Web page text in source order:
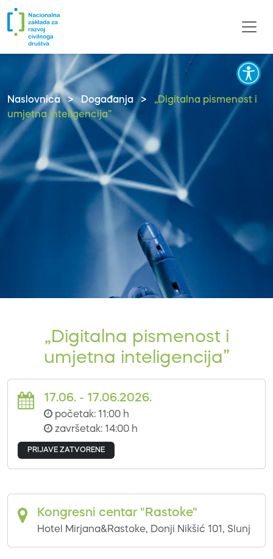
Naslovnica > Događanja >
„Digitalna pismenost i
umjetna inteligencija”
„Digitalna pismenost i
umjetna inteligencija”
17.06. - 17.06.2026.
početak: 11:00 h
završetak: 14:00 h
PRIJAVE ZATVORENE
Kongresni centar "Rastoke"
Hotel Mirjana&Rastoke, Donji Nikšić 101, Slunj